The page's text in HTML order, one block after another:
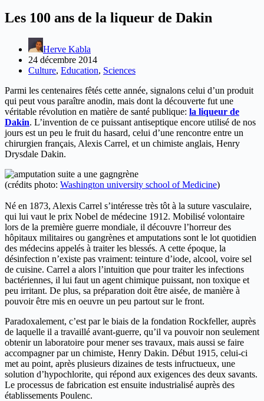
Les 100 ans de la liqueur de Dakin
Herve Kabla
24 décembre 2014
Culture, Education, Sciences
Parmi les centenaires fêtés cette année, signalons celui d’un produit
qui peut vous paraître anodin, mais dont la découverte fut une
véritable révolution en matière de santé publique: la liqueur de
Dakin. L’invention de ce puissant antiseptique encore utilisé de nos
jours est un peu le fruit du hasard, celui d’une rencontre entre un
chirurgien français, Alexis Carrel, et un chimiste anglais, Henry
Drysdale Dakin.
(crédits photo: Washington university school of Medicine)
Né en 1873, Alexis Carrel s’intéresse très tôt à la suture vasculaire,
qui lui vaut le prix Nobel de médecine 1912. Mobilisé volontaire
lors de la première guerre mondiale, il découvre l’horreur des
hôpitaux militaires ou gangrènes et amputations sont le lot quotidien
des médecins appelés à traiter les blessés. A cette époque, la
désinfection n’existe pas vraiment: teinture d’iode, alcool, voire sel
de cuisine. Carrel a alors l’intuition que pour traiter les infections
bactériennes, il lui faut un agent chimique puissant, non toxique et
peu irritant. De plus, sa préparation doit être aisée, de manière à
pouvoir être mis en oeuvre un peu partout sur le front.
Paradoxalement, c’est par le biais de la fondation Rockfeller, auprès
de laquelle il a travaillé avant-guerre, qu’il va pouvoir non seulement
obtenir un laboratoire pour mener ses travaux, mais aussi se faire
accompagner par un chimiste, Henry Dakin. Début 1915, celui-ci
met au point, après plusieurs dizaines de tests infructueux, une
solution d’hypochlorite, qui répond aux exigences des deux savants.
Le processus de fabrication est ensuite industrialisé auprès des
établissements Poulenc.